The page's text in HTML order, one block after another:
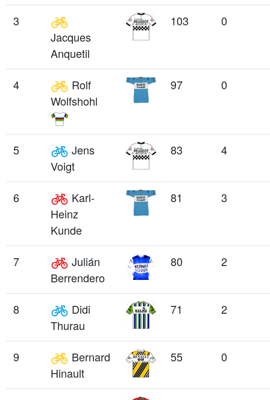
3
Jacques
Anquetil
103 0
4
Rolf
Wolfshohl
97 0
5
Jens
Voigt
83 4
6
Karl-
Heinz
Kunde
81 3
7
Julián
Berrendero
80 2
8
Didi
Thurau
71 2
9
Bernard
Hinault
55 0